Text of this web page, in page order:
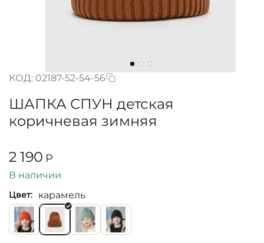
КОД: 02187-52-54-56
ШАПКА СПУН детская
коричневая зимняя
2 190 Р
В наличии
Цвет: карамель